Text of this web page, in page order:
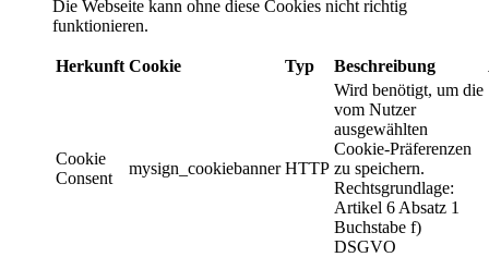
Die Webseite kann ohne diese Cookies nicht richtig
funktionieren.
Herkunft Cookie Typ Beschreibung
Cookie
Consent
mysign_cookiebanner HTTP
Wird benötigt, um die
vom Nutzer
ausgewählten
Cookie-Präferenzen
zu speichern.
Rechtsgrundlage:
Artikel 6 Absatz 1
Buchstabe f)
DSGVO